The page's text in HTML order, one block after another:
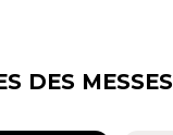
DES MESSES